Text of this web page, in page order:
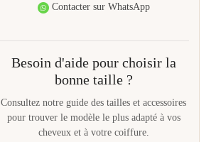
Contacter sur WhatsApp
Besoin d'aide pour choisir la
bonne taille ?
Consultez notre guide des tailles et accessoires
pour trouver le modèle le plus adapté à vos
cheveux et à votre coiffure.